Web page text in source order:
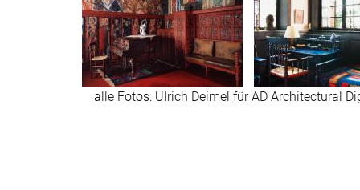
alle Fotos: Ulrich Deimel für AD Architectural